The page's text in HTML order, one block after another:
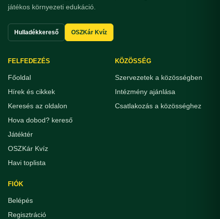
játékos környezeti edukáció.
Hulladékkereső OSZKár Kvíz
FELFEDEZÉS
Főoldal
Hírek és cikkek
Keresés az oldalon
Hova dobod? kereső
Játéktér
OSZKár Kvíz
Havi toplista
KÖZÖSSÉG
Szervezetek a közösségben
Intézmény ajánlása
Csatlakozás a közösséghez
FIÓK
Belépés
Regisztráció